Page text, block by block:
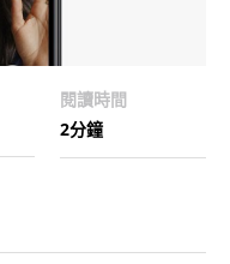
閱讀時間
2分鐘